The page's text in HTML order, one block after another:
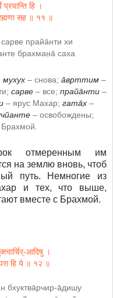
हि ।
सह ॥ ११ ॥
прайа̄нти хи
брахман̣а̄ саха
мухух̣ – снова; а̄вр̣ттим –
сарве – все; прайа̄нти –
– ярус Махар; гата̄х̣ –
– освобождены;
отмеренным им
на землю вновь, чтоб
путь. Немногие из
и тех, что выше,
вместе с Брахмой.
आदिषु ।
हि ये ॥ १२ ॥
бхуктва̄рчир-а̄дишу